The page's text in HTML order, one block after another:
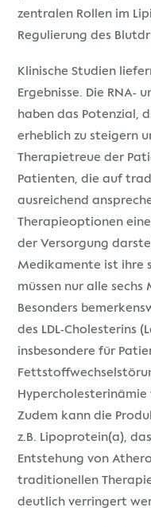
zentralen Rollen im
Regulierung des
Klinische Studien
Ergebnisse. Die RNA-
haben das Potenzial,
erheblich zu steigern
Therapietreue der
Patienten, die auf
ausreichend
Therapieoptionen
der Versorgung
Medikamente ist ihre
müssen nur alle
Besonders
des LDL-Cholesterins
insbesondere für
Zudem kann die
z.B. Lipoprotein(a),
Entstehung von
traditionellen
deutlich verringert